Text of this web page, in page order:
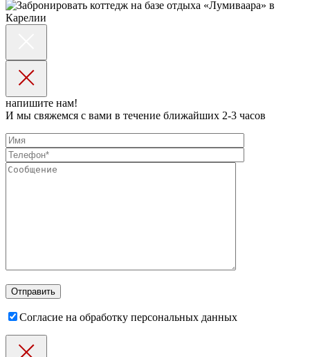
напишите нам!
И мы свяжемся с вами в течение ближайших 2-3 часов
Согласие на обработку персональных данных